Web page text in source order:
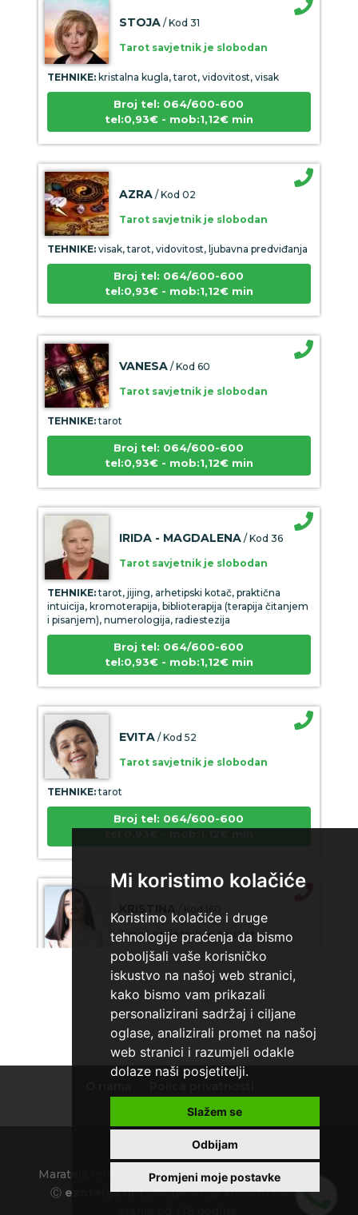
Mi koristimo kolačiće
Koristimo kolačiće i druge
tehnologije praćenja da bismo
poboljšali vaše korisničko
iskustvo na našoj web stranici,
kako bismo vam prikazali
personalizirani sadržaj i ciljane
oglase, analizirali promet na našoj
web stranici i razumjeli odakle
dolaze naši posjetitelji.
Slažem se
Odbijam
Promjeni moje postavke
STOJA / Kod 31
Tarot savjetnik je slobodan
TEHNIKE: kristalna kugla, tarot, vidovitost, visak
Broj tel: 064/600-600
tel:0,93€ - mob:1,12€ min
AZRA / Kod 02
Tarot savjetnik je slobodan
TEHNIKE: visak, tarot, vidovitost, ljubavna predviđanja
Broj tel: 064/600-600
tel:0,93€ - mob:1,12€ min
VANESA / Kod 60
Tarot savjetnik je slobodan
TEHNIKE: tarot
Broj tel: 064/600-600
tel:0,93€ - mob:1,12€ min
IRIDA - MAGDALENA / Kod 36
Tarot savjetnik je slobodan
TEHNIKE: tarot, jijing, arhetipski kotač, praktična
intuicija, kromoterapija, biblioterapija (terapija čitanjem
i pisanjem), numerologija, radiestezija
Broj tel: 064/600-600
tel:0,93€ - mob:1,12€ min
EVITA / Kod 52
Tarot savjetnik je slobodan
TEHNIKE: tarot
Broj tel: 064/600-600
tel:0,93€ - mob:1,12€ min
Tarot savjetnik je zauzet
asrologija; numerologija, tarot
Broj tel: 064/600-600
tel:0,93€ - mob:1,12€ min
VESNA / Kod 05
Tarot savjetnik je slobodan
numerologija, anđeoski i ljubavni tarot,
visak, yi ching, knjiga promjena mudrosti, rune, izrada
runskih amajlija
Broj tel: 064/600-600
Uvjeti korištenja
Maratela mreže d.o.o., 072700700, +18 Copyright
Ⓒ ezoterija.hr| Usluge smiju koristiti osobe